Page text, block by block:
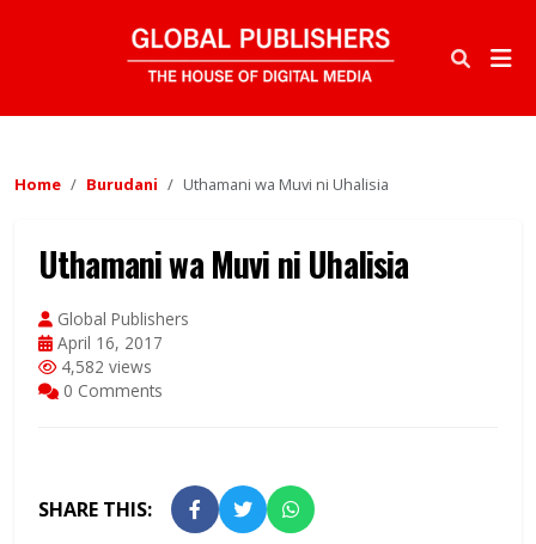
Home Burudani Uthamani wa Muvi ni Uhalisia
Uthamani wa Muvi ni Uhalisia
Global Publishers
April 16, 2017
4,582 views
0 Comments
SHARE THIS: